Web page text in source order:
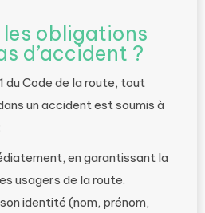
les obligations
d’accident ?
du Code de la route, tout
un accident est soumis à
en garantissant la
usagers de la route.
identité (nom, prénom,